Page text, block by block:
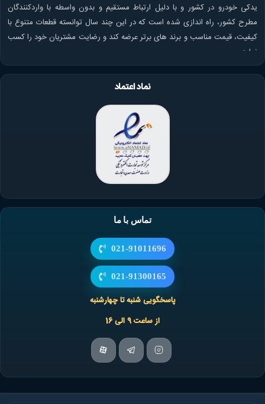
یدکی خودرو در کشور و با دلیل ارتباط مستقیم و بدون واسطه با واردکنندگان
مطرح کشور، راه اندازی شده است که در این چند سال توانسته قطعات متنوع با
کیفیت، قیمت مناسب و برند های برتر عرضه کند و رضایت مشتریان خود را کسب
نماید.
نماد اعتماد
تماس با ما
021-91011696
021-91300165
پاسخگویی شنبه تا چهارشنبه
از ساعت 9 الی 16